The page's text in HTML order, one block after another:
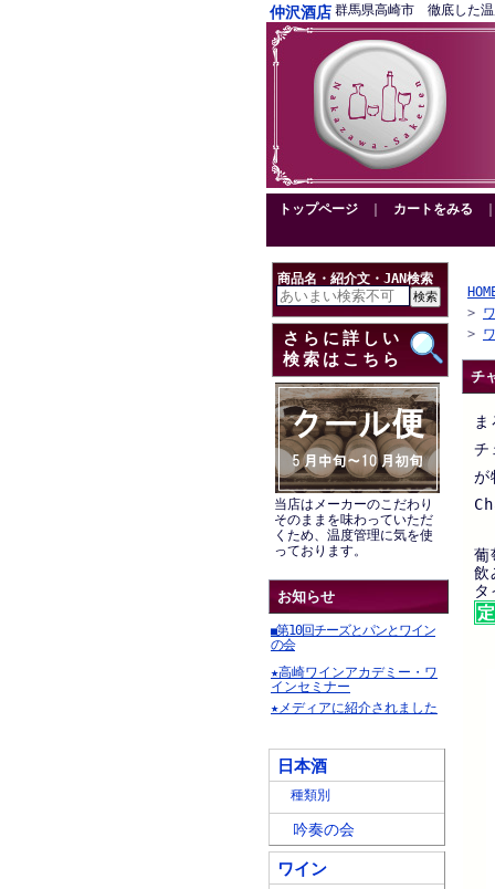
仲沢酒店 群馬県高崎市 徹底した
トップページ カートをみる
商品名・紹介文・JAN検索
さらに詳しい
検索はこちら
当店はメーカーのこだわり
そのままを味わっていただ
くため、温度管理に気を使
っております。
お知らせ
■第10回チーズとパンとワイン
の会
★高崎ワインアカデミー・ワ
インセミナー
★メディアに紹介されました
日本酒
種類別
吟奏の会
ワイン
>
>
チ
チ
が
葡
飲